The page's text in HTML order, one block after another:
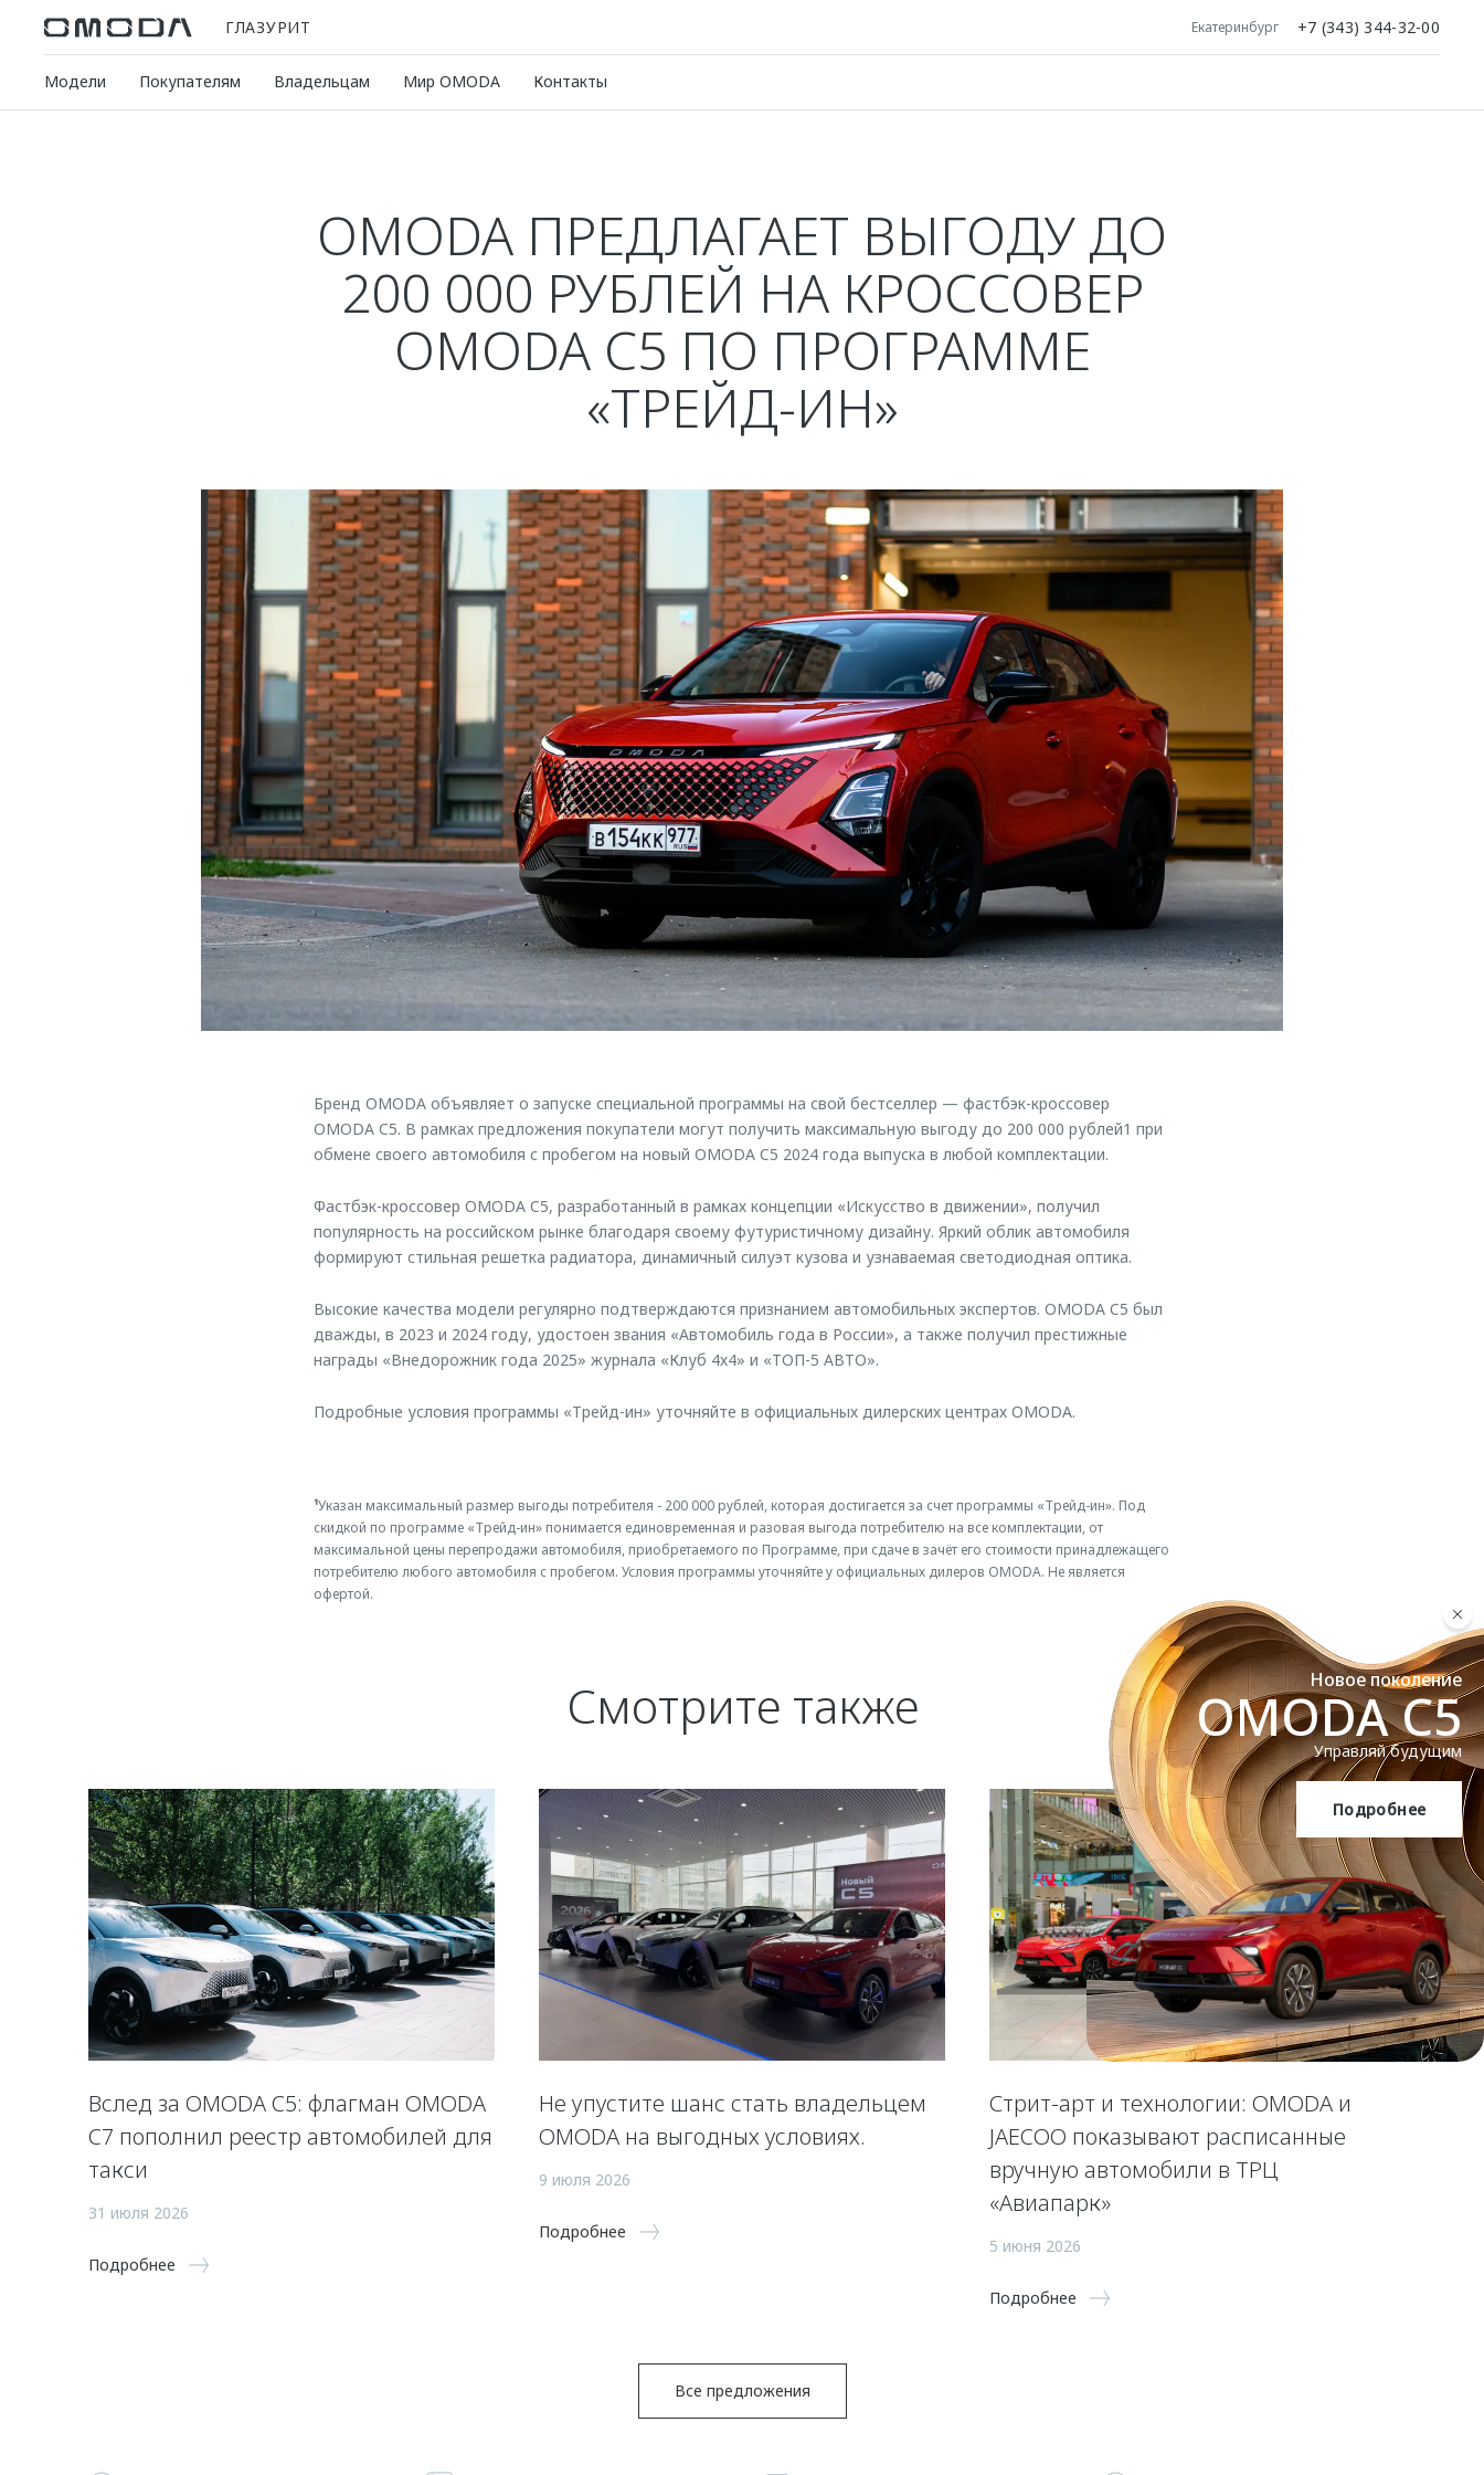
ГЛАЗУРИТ Екатеринбург +7 (343) 344-32-00
Модели Покупателям Владельцам Мир OMODA Контакты
OMODA C5
Новое поколение
OMODA C5
Управляй будущим
Подробнее
OMODA ПРЕДЛАГАЕТ ВЫГОДУ ДО
200 000 РУБЛЕЙ НА КРОССОВЕР
OMODA C5 ПО ПРОГРАММЕ
«ТРЕЙД-ИН»
Бренд OMODA объявляет о запуске специальной программы на свой бестселлер — фастбэк-кроссовер
OMODA C5. В рамках предложения покупатели могут получить максимальную выгоду до 200 000 рублей1 при
обмене своего автомобиля с пробегом на новый OMODA C5 2024 года выпуска в любой комплектации.
Фастбэк-кроссовер OMODA C5, разработанный в рамках концепции «Искусство в движении», получил
популярность на российском рынке благодаря своему футуристичному дизайну. Яркий облик автомобиля
формируют стильная решетка радиатора, динамичный силуэт кузова и узнаваемая светодиодная оптика.
Высокие качества модели регулярно подтверждаются признанием автомобильных экспертов. OMODA C5 был
дважды, в 2023 и 2024 году, удостоен звания «Автомобиль года в России», а также получил престижные
награды «Внедорожник года 2025» журнала «Клуб 4х4» и «ТОП-5 АВТО».
Подробные условия программы «Трейд-ин» уточняйте в официальных дилерских центрах OMODA.
¹Указан максимальный размер выгоды потребителя - 200 000 рублей, которая достигается за счет программы «Трейд-ин». Под
скидкой по программе «Трейд-ин» понимается единовременная и разовая выгода потребителю на все комплектации, от
максимальной цены перепродажи автомобиля, приобретаемого по Программе, при сдаче в зачёт его стоимости принадлежащего
потребителю любого автомобиля с пробегом. Условия программы уточняйте у официальных дилеров OMODA. Не является
офертой.
Смотрите также
Вслед за OMODA C5: флагман OMODA
C7 пополнил реестр автомобилей для
такси
31 июля 2026
Подробнее
Не упустите шанс стать владельцем
OMODA на выгодных условиях.
9 июля 2026
Подробнее
Стрит-арт и технологии: OMODA и
JAECOO показывают расписанные
вручную автомобили в ТРЦ
«Авиапарк»
5 июня 2026
Подробнее
Все предложения